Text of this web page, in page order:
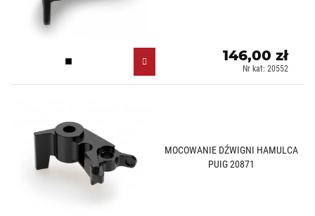
Czarny (N)
146,00 zł
Nr kat: 20552
MOCOWANIE DŹWIGNI HAMULCA
PUIG 20871